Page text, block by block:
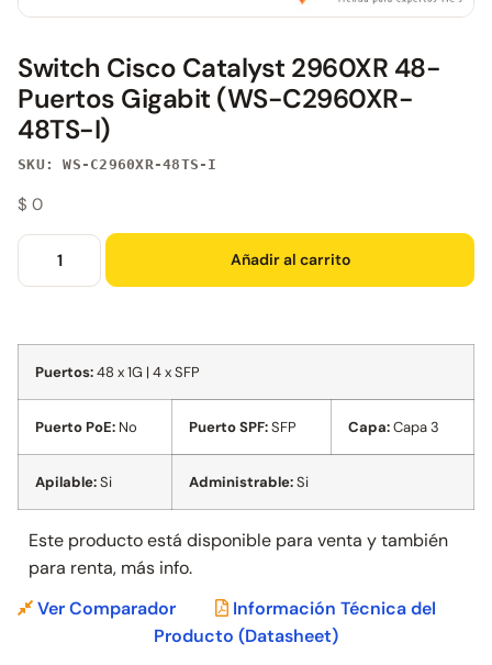
Switch Cisco Catalyst 2960XR 48-
Puertos Gigabit (WS-C2960XR-
48TS-I)
SKU: WS-C2960XR-48TS-I
$ 0
Añadir al carrito
Puertos:48 x 1G | 4 x SFP
Puerto PoE: No Puerto SPF:SFP Capa:Capa 3
Apilable:Si Administrable:Si
Este producto está disponible para venta y también
para renta, más info.
Ver Comparador
Información Técnica del
Producto (Datasheet)